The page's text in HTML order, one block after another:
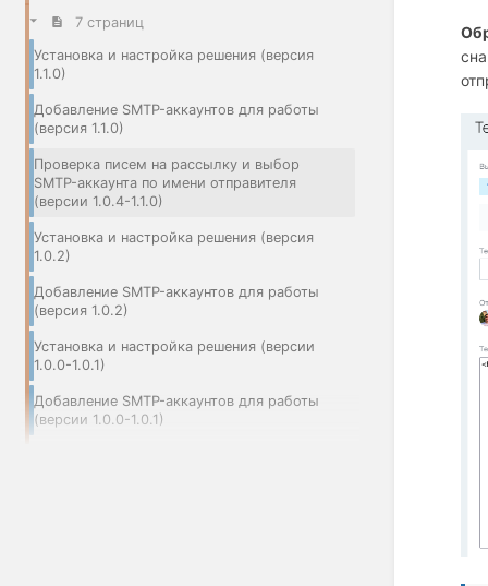
7 страниц
Установка и настройка решения (версия
1.1.0)
Добавление SMTP-аккаунтов для работы
(версия 1.1.0)
Проверка писем на рассылку и выбор
SMTP-аккаунта по имени отправителя
(версии 1.0.4-1.1.0)
Установка и настройка решения (версия
1.0.2)
Добавление SMTP-аккаунтов для работы
(версия 1.0.2)
Установка и настройка решения (версии
1.0.0-1.0.1)
Добавление SMTP-аккаунтов для работы
(версии 1.0.0-1.0.1)